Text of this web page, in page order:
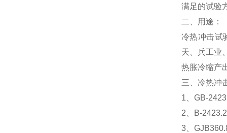
满足的试验
二、用途：
冷热冲击试
天、兵工业
热胀冷缩产
三、冷热冲
1、GB-
2、B-
3、